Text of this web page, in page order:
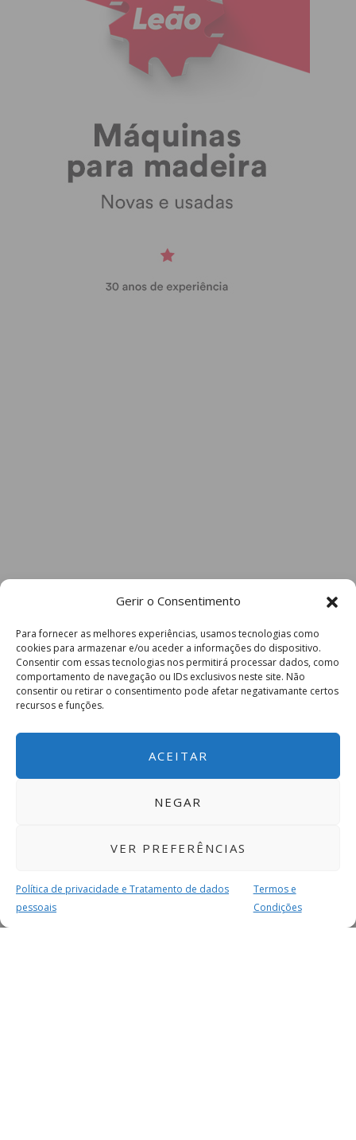
Gerir o Consentimento
Para fornecer as melhores experiências, usamos tecnologias como
cookies para armazenar e/ou aceder a informações do dispositivo.
Consentir com essas tecnologias nos permitirá processar dados, como
comportamento de navegação ou IDs exclusivos neste site. Não
consentir ou retirar o consentimento pode afetar negativamante certos
recursos e funções.
ACEITAR
NEGAR
VER PREFERÊNCIAS
Política de privacidade e Tratamento de dados
pessoais
Termos e
Condições